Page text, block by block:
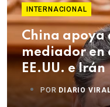
INTERNACIONAL
China apoya
mediador en
EE.UU. e Irán
POR DIARIO